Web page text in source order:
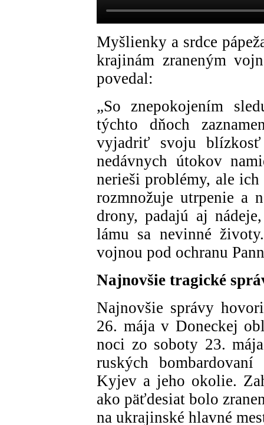
Myšlienky a srdce
krajinám zraneným
povedal:
„So znepokojením
týchto dňoch
vyjadriť svoju
nedávnych útokov
nerieši problémy, ale
rozmnožuje utrpenie a
drony, padajú aj
lámu sa nevinné
vojnou pod ochranu
Najnovšie tragické
Najnovšie správy
26. mája v Doneckej
noci zo soboty 23.
ruských
Kyjev a jeho okolie.
ako päťdesiat bolo
na ukrajinské hlavné